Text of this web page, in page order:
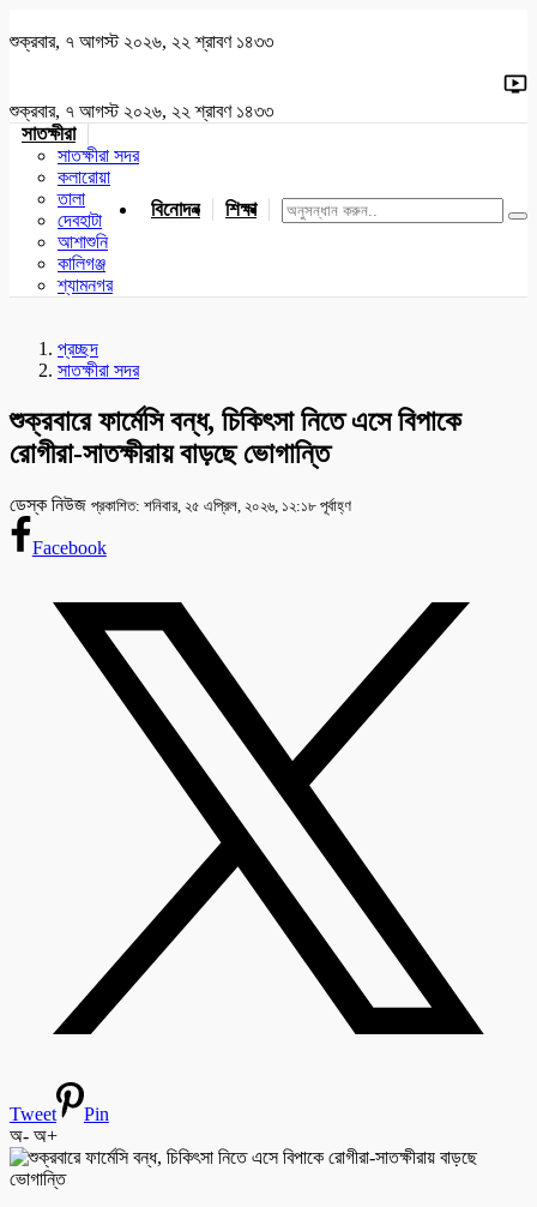
শুক্রবার, ৭ আগস্ট ২০২৬, ২২ শ্রাবণ ১৪৩৩
শুক্রবার, ৭ আগস্ট ২০২৬, ২২ শ্রাবণ ১৪৩৩
সাতক্ষীরা
সাতক্ষীরা সদর
কলারোয়া
তালা
দেবহাটা
আশাশুনি
কালিগঞ্জ
শ্যামনগর
বিনোদন শিক্ষা খেলাধুলা জাতীয় যশোর
প্রচ্ছদ
সাতক্ষীরা সদর
শুক্রবারে ফার্মেসি বন্ধ, চিকিৎসা নিতে এসে বিপাকে
রোগীরা-সাতক্ষীরায় বাড়ছে ভোগান্তি
ডেস্ক নিউজ প্রকাশিত: শনিবার, ২৫ এপ্রিল, ২০২৬, ১২:১৮ পূর্বাহ্ণ
Facebook
Tweet
Pin
অ- অ+